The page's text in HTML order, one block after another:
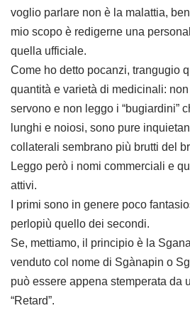
voglio parlare non è la malattia,
mio scopo è redigerne una
quella ufficiale.
Come ho detto pocanzi, trangugio
quantità e varietà di medicinali:
servono e non leggo i “bugiardini”
lunghi e noiosi, sono pure
collaterali sembrano più brutti del
Leggo però i nomi commerciali e
attivi.
I primi sono in genere poco
perlopiù quello dei secondi.
Se, mettiamo, il principio è la
venduto col nome di Sgànapin o
può essere appena stemperata da
“Retard”.